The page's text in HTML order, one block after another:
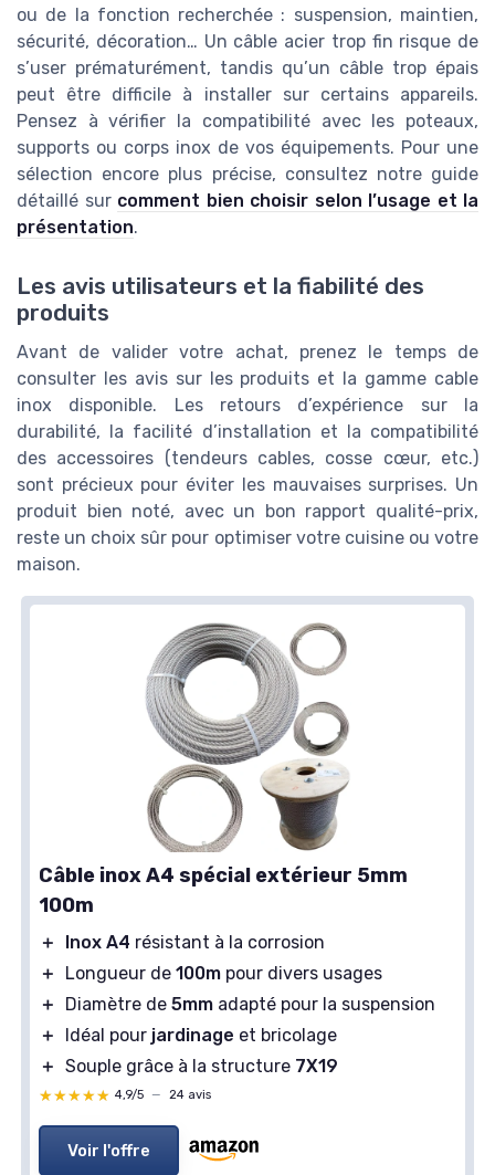
ou de la fonction recherchée : suspension, maintien,
sécurité, décoration… Un câble acier trop fin risque de
s’user prématurément, tandis qu’un câble trop épais
peut être difficile à installer sur certains appareils.
Pensez à vérifier la compatibilité avec les poteaux,
supports ou corps inox de vos équipements. Pour une
sélection encore plus précise, consultez notre guide
détaillé sur comment bien choisir selon l’usage et la
présentation.
Les avis utilisateurs et la fiabilité des
produits
Avant de valider votre achat, prenez le temps de
consulter les avis sur les produits et la gamme cable
inox disponible. Les retours d’expérience sur la
durabilité, la facilité d’installation et la compatibilité
des accessoires (tendeurs cables, cosse cœur, etc.)
sont précieux pour éviter les mauvaises surprises. Un
produit bien noté, avec un bon rapport qualité-prix,
reste un choix sûr pour optimiser votre cuisine ou votre
maison.
Câble inox A4 spécial extérieur 5mm
100m
＋ Inox A4 résistant à la corrosion
＋
Longueur de 100m pour divers usages
＋
Diamètre de 5mm adapté pour la suspension
＋
Idéal pour jardinage et bricolage
＋ Souple grâce à la structure 7X19
★★★★★
★★★★★ 4,9/5 — 24 avis
Voir l'offre